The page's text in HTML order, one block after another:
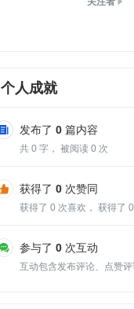
个人成就
发布了 0 篇内容
共 0 字， 被阅读 0 次
获得了 0 次赞同
获得了 0 次喜欢， 获得了 0
参与了 0 次互动
互动包含发布评论、点赞